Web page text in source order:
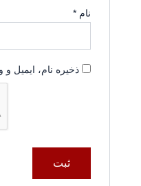
نام *
ذخیره نام، ایمیل